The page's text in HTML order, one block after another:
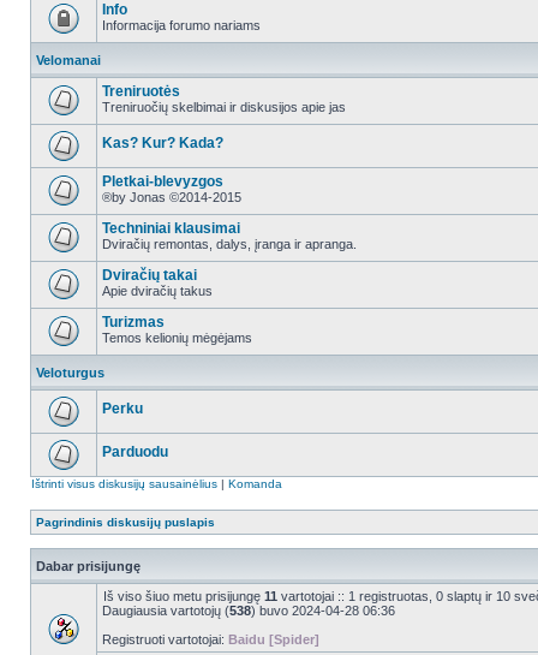
Info
Informacija forumo nariams
Velomanai
Treniruotės
Treniruočių skelbimai ir diskusijos apie jas
Kas? Kur? Kada?
Pletkai-blevyzgos
®by Jonas ©2014-2015
Techniniai klausimai
Dviračių remontas, dalys, įranga ir apranga.
Dviračių takai
Apie dviračių takus
Turizmas
Temos kelionių mėgėjams
Veloturgus
Perku
Parduodu
Ištrinti visus diskusijų sausainėlius | Komanda
Pagrindinis diskusijų puslapis
Dabar prisijungę
Iš viso šiuo metu prisijungę 11 vartotojai :: 1 registruotas, 0 slaptų ir 10
Daugiausia vartotojų (538) buvo 2024-04-28 06:36
Registruoti vartotojai: Baidu [Spider]